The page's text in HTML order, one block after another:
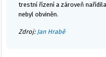
trestní řízení a zároveň
nebyl obviněn.
Zdroj: Jan Hrabě